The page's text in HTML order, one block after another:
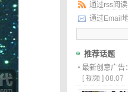
通过rss阅
通过Email
推荐话题
最新创意广告
[ 视频 ] 08.07